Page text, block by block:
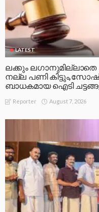
LATEST
ലക്കും
നല്ല പണി
ബാധകമായ ഐടി
Reporter August 7, 2026